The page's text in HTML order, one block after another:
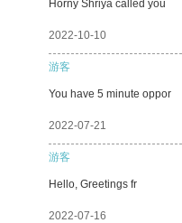
Horny Shriya called you
2022-10-10
游客
You have 5 minute oppor
2022-07-21
游客
Hello, Greetings fr
2022-07-16